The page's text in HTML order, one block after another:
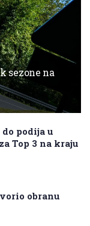
sezone na
podija u
Top 3 na kraju
obranu